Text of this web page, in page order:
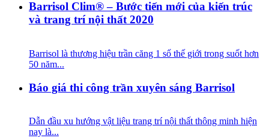
Barrisol Clim® – Bước tiến mới của kiến trúc
và trang trí nội thất 2020
Barrisol là thương hiệu trần căng 1 số thế giới trong suốt hơn
50 năm...
Báo giá thi công trần xuyên sáng Barrisol
Dẫn đầu xu hướng vật liệu trang trí nội thất thông minh hiện
nay là...